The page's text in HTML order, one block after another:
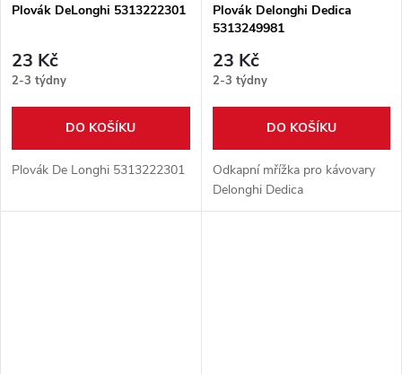
Plovák DeLonghi 5313222301
23 Kč
2-3 týdny
DO KOŠÍKU
Plovák De Longhi 5313222301
Plovák Delonghi Dedica
5313249981
23 Kč
2-3 týdny
DO KOŠÍKU
Odkapní mřížka pro kávovary
Delonghi Dedica